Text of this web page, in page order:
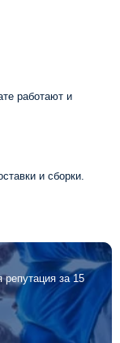
работают и
и сборки.
репутация за 15